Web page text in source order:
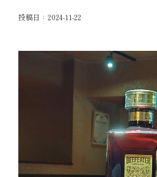
投稿日： 2024-11-22